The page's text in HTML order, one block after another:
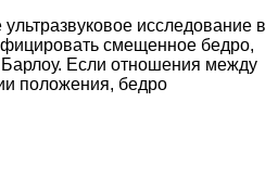
исследование в
смещенное бедро,
Если отношения между
положения, бедро